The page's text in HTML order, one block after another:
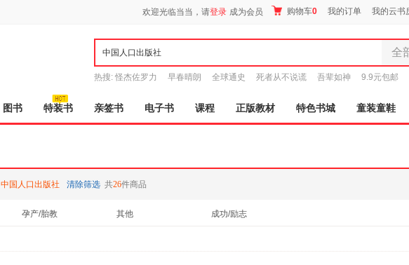
欢迎光临当当，请登录 成为会员 购物车0 我的订单 我的云书
全
全部
图书
电
热搜: 怪杰佐罗力 早春晴朗 全球通史 死者从不说谎 吾辈如神 9.9元包邮
图书 特装书 亲签书 电子书 课程 正版教材 特色书城 童装童鞋
中国人口出版社 清除筛选 共26件商品
孕产/胎教 其他 成功/励志